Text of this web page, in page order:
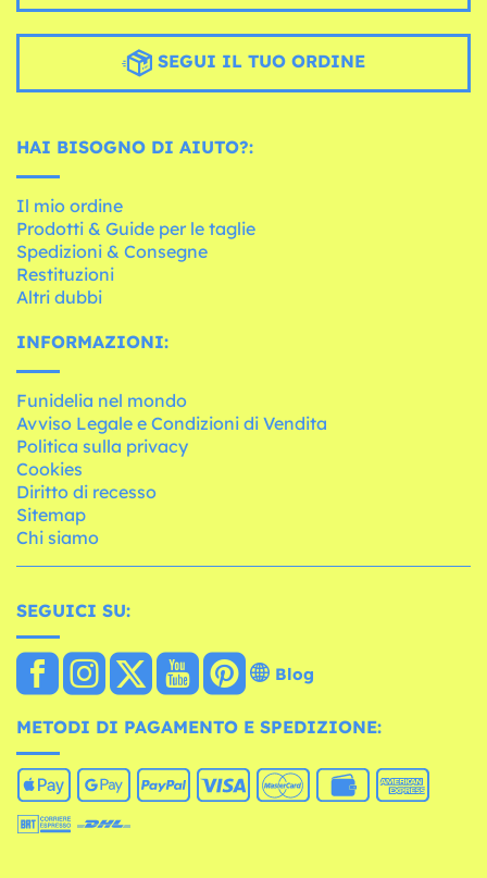
SEGUI IL TUO ORDINE
HAI BISOGNO DI AIUTO?:
Il mio ordine
Prodotti & Guide per le taglie
Spedizioni & Consegne
Restituzioni
Altri dubbi
INFORMAZIONI:
Funidelia nel mondo
Avviso Legale e Condizioni di Vendita
Politica sulla privacy
Cookies
Diritto di recesso
Sitemap
Chi siamo
SEGUICI SU:
Blog
METODI DI PAGAMENTO E SPEDIZIONE: